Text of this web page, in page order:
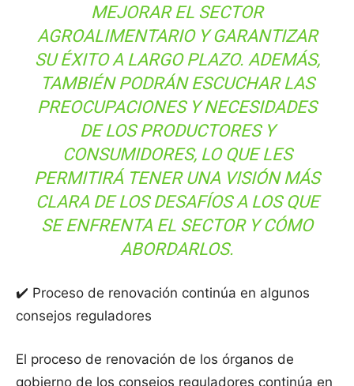
MEJORAR EL SECTOR
AGROALIMENTARIO Y GARANTIZAR
SU ÉXITO A LARGO PLAZO. ADEMÁS,
TAMBIÉN PODRÁN ESCUCHAR LAS
PREOCUPACIONES Y NECESIDADES
DE LOS PRODUCTORES Y
CONSUMIDORES, LO QUE LES
PERMITIRÁ TENER UNA VISIÓN MÁS
CLARA DE LOS DESAFÍOS A LOS QUE
SE ENFRENTA EL SECTOR Y CÓMO
ABORDARLOS.
✔️ Proceso de renovación continúa en algunos
consejos reguladores
El proceso de renovación de los órganos de
gobierno de los consejos reguladores continúa en